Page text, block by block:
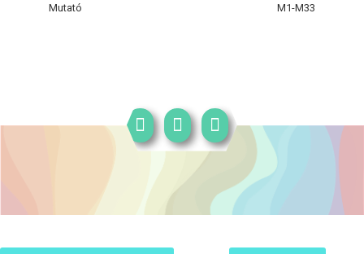
Mutató
M1-M33